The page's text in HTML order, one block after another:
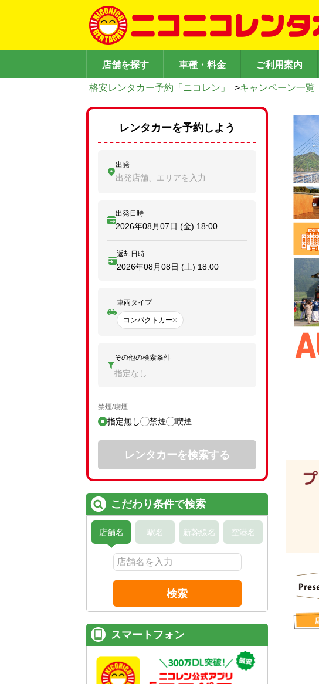
店舗を探す 車種・料金 ご利用案内
格安レンタカー予約「ニコレン」 >キャンペーン一覧
レンタカーを予約しよう
出発
出発店舗、エリアを入力
出発日時
2026年08月07日 (金) 18:00
返却日時
2026年08月08日 (土) 18:00
車両タイプ
コンパクトカー
その他の検索条件
指定なし
禁煙/喫煙
指定無し 禁煙 喫煙
レンタカーを検索する
こだわり条件で検索
店舗名 駅名 新幹線名 空港名
検索
スマートフォン